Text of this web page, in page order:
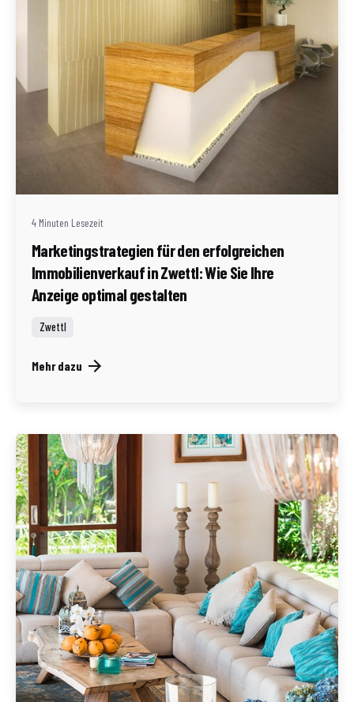
Geschrieben von
Redaktion Immofragen Zwettl
4 Minuten Lesezeit
Marketingstrategien für den erfolgreichen
Immobilienverkauf in Zwettl: Wie Sie Ihre
Anzeige optimal gestalten
Zwettl
Mehr dazu